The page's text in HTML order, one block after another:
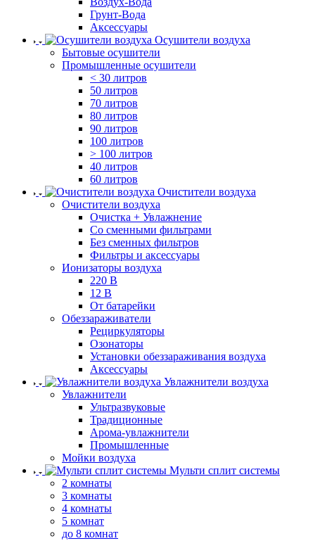
Грунт-Вода
Аксессуары
Осушители воздуха
Бытовые осушители
Промышленные осушители
< 30 литров
50 литров
70 литров
80 литров
90 литров
100 литров
> 100 литров
40 литров
60 литров
Очистители воздуха
Очистители воздуха
Очистка + Увлажнение
Cо сменными фильтрами
Без сменных фильтров
Фильтры и аксессуары
Ионизаторы воздуха
220 В
12 В
От батарейки
Обеззараживатели
Рециркуляторы
Озонаторы
Установки обеззараживания воздуха
Аксессуары
Увлажнители воздуха
Увлажнители
Ультразвуковые
Традиционные
Арома-увлажнители
Промышленные
Мойки воздуха
Мульти сплит системы
2 комнаты
3 комнаты
4 комнаты
5 комнат
до 8 комнат